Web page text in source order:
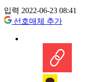
입력 2022-06-23 08:41
선호매체 추가